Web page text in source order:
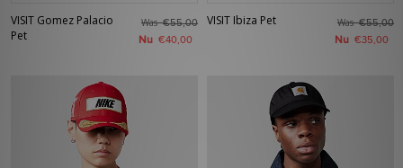
VISIT Gomez Palacio
Pet
Was€55,00
Nu €40,00
VISIT Ibiza Pet Was€55,00
Nu €35,00